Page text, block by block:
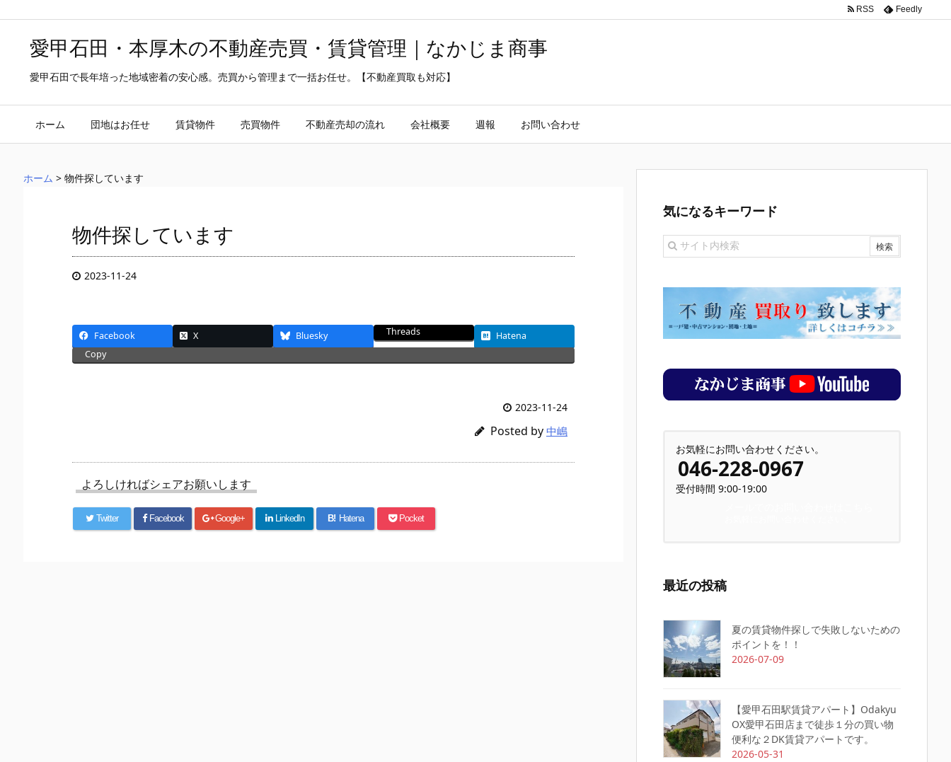
愛甲石田・本厚木の不動産売買・賃貸管理｜なかじま商事
愛甲石田で長年培った地域密着の安心感。売買から管理まで一括お任せ。【不動産買取も対応】
ホーム 団地はお任せ 賃貸物件 売買物件 不動産売却の流れ 会社概要 週報 お問い合わせ
RSS Feedly
ホーム > 物件探しています
物件探しています
2023-11-24
Facebook X Bluesky Threads
Hatena
Copy
2023-11-24
Posted by 中嶋
よろしければシェアお願いします
Twitter Facebook Google+ LinkedIn B! Hatena Pocket
気になるキーワード
お気軽にお問い合わせください。
046-228-0967
受付時間 9:00-19:00
最近の投稿
夏の賃貸物件探しで失敗しないための
ポイントを！！
2026-07-09
【愛甲石田駅賃貸アパート】Odakyu
OX愛甲石田店まで徒歩１分の買い物
便利な２DK賃貸アパートです。
2026-05-31